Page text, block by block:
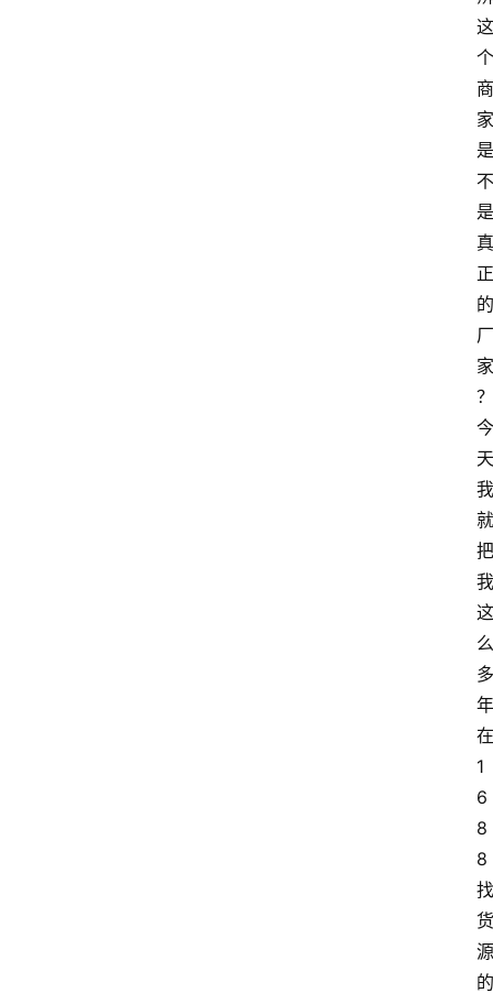
这
个
商
家
是
不
是
真
正
的
厂
家
？
今
天
我
就
把
我
这
么
多
年
在
1
6
8
8
找
货
源
的